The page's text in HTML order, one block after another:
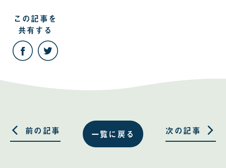
この記事を
共有する
こ
の
記
Facebook
る
Twitter
る 一覧に戻る
前の記事 次の記事